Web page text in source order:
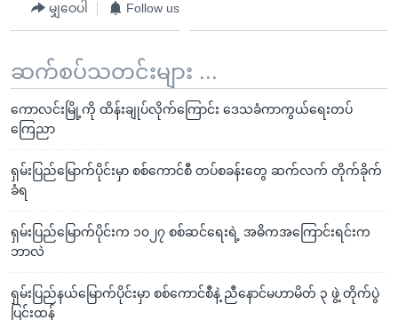
မျှဝေပါ Follow us
ဆက်စပ်သတင်းများ ...
ကောလင်းမြို့ကို ထိန်းချုပ်လိုက်ကြောင်း ဒေသခံကာကွယ်ရေးတပ်
ကြေညာ
ရှမ်းပြည်မြောက်ပိုင်းမှာ စစ်ကောင်စီ တပ်စခန်းတွေ ဆက်လက် တိုက်ခိုက်
ခံရ
ရှမ်းပြည်မြောက်ပိုင်းက ၁၀၂၇ စစ်ဆင်ရေးရဲ့ အဓိကအကြောင်းရင်းက
ဘာလဲ
ရှမ်းပြည်နယ်မြောက်ပိုင်းမှာ စစ်ကောင်စီနဲ့ ညီနောင်မဟာမိတ် ၃ ဖွဲ့ တိုက်ပွဲ
ပြင်းထန်